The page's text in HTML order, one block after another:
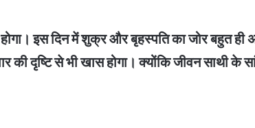
इस दिन में शुक्र और बृहस्पति का जोर बहुत ही
की दृष्टि से भी खास होगा। क्योंकि जीवन साथी के